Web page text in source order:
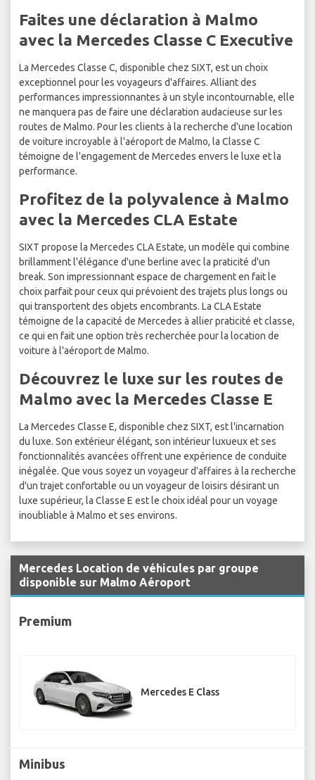
Faites une déclaration à Malmo
avec la Mercedes Classe C Executive
La Mercedes Classe C, disponible chez SIXT, est un choix
exceptionnel pour les voyageurs d'affaires. Alliant des
performances impressionnantes à un style incontournable, elle
ne manquera pas de faire une déclaration audacieuse sur les
routes de Malmo. Pour les clients à la recherche d'une location
de voiture incroyable à l'aéroport de Malmo, la Classe C
témoigne de l'engagement de Mercedes envers le luxe et la
performance.
Profitez de la polyvalence à Malmo
avec la Mercedes CLA Estate
SIXT propose la Mercedes CLA Estate, un modèle qui combine
brillamment l'élégance d'une berline avec la praticité d'un
break. Son impressionnant espace de chargement en fait le
choix parfait pour ceux qui prévoient des trajets plus longs ou
qui transportent des objets encombrants. La CLA Estate
témoigne de la capacité de Mercedes à allier praticité et classe,
ce qui en fait une option très recherchée pour la location de
voiture à l'aéroport de Malmo.
Découvrez le luxe sur les routes de
Malmo avec la Mercedes Classe E
La Mercedes Classe E, disponible chez SIXT, est l'incarnation
du luxe. Son extérieur élégant, son intérieur luxueux et ses
fonctionnalités avancées offrent une expérience de conduite
inégalée. Que vous soyez un voyageur d'affaires à la recherche
d'un trajet confortable ou un voyageur de loisirs désirant un
luxe supérieur, la Classe E est le choix idéal pour un voyage
inoubliable à Malmo et ses environs.
Mercedes Location de véhicules par groupe
disponible sur Malmo Aéroport
Premium
Mercedes E Class
Minibus